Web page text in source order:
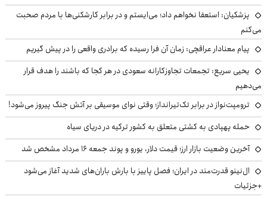
پزشکیان: استعفا نخواهم داد؛ می‌ایستم و در برابر کارشکنی‌ها با مردم صحبت
می‌کنم
پیام معنادار عراقچی: زمان آن فرا رسیده که برادری واقعی را در پیش گیریم
یحیی سریع: تجمعات تجاوزکارانه سعودی در هر کجا که باشند را هدف قرار
می‌دهیم
ترومپت‌نواز در برابر تک‌تیرانداز؛ وقتی نوای موسیقی بر آتش جنگ پیروز می‌شود!
حمله پهپادی به کشتی متعلق به کشور ترکیه در دریای سیاه
آخرین وضعیت بازار ارز؛ قیمت دلار، یورو و پوند جمعه ۱۶ مرداد مشخص شد
ال‌نینو قدرت‌مند در ایران؛ فصل پاییز با بارش باران‌های شدید آغاز می‌شود
+جزئیات